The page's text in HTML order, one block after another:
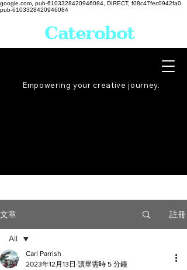
google.com, pub-6103328420946084, DIRECT, f08c47fec0942fa0
pub-6103328420946084
Empowering your creative journey.
Caterobot
文章 註冊
All
All
Carl Parrish
2023年12月13日 讀畢需時 5 分鐘